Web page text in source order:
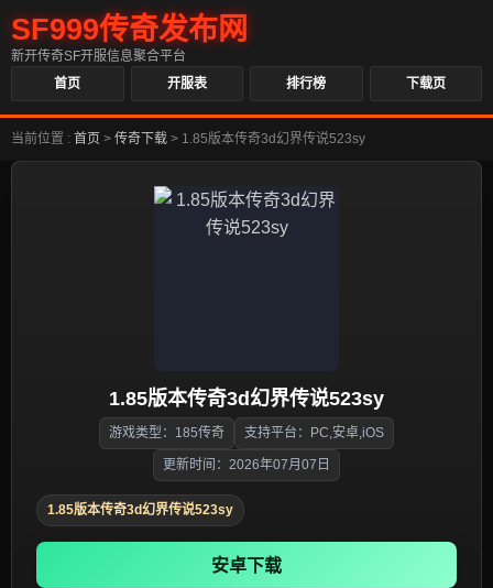
SF999传奇发布网
新开传奇SF开服信息聚合平台
首页
开服表 排行榜 下载页
当前位置 : 首页 > 传奇下载 > 1.85版本传奇3d幻界传说523sy
1.85版本传奇3d幻界传说523sy
游戏类型：185传奇 支持平台：PC,安卓,iOS
更新时间：2026年07月07日
1.85版本传奇3d幻界传说523sy
安卓下载